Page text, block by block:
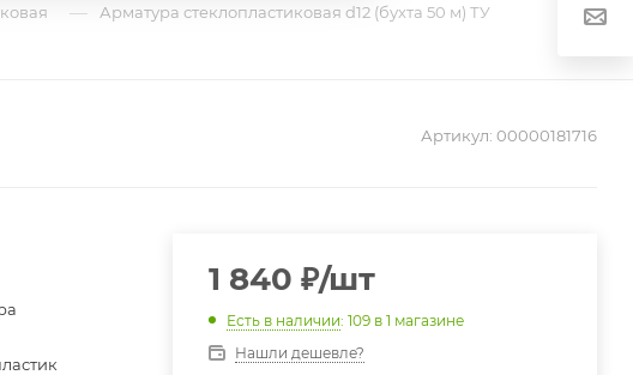
— Арматура стеклопластиковая d12 (бухта 50 м) ТУ
Артикул: 00000181716
1 840 ₽/шт
Есть в наличии: 109 в 1 магазине
Нашли дешевле?